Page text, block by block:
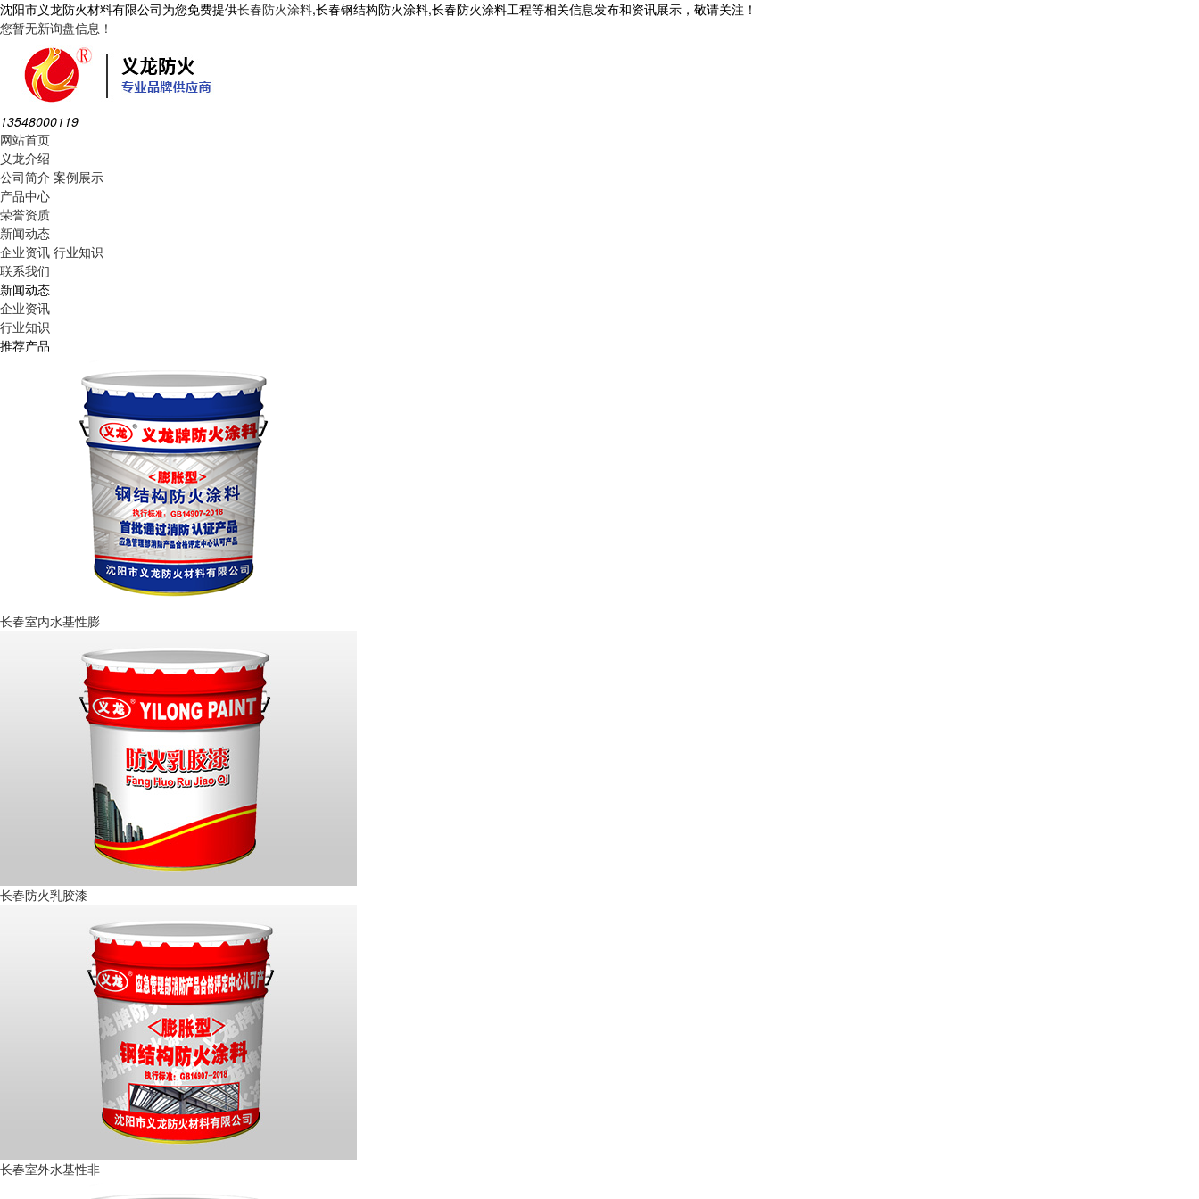
沈阳市义龙防火材料有限公司为您免费提供长春防火涂料,长春钢结构防火涂料,长春防火涂料工程等相关信息发布和资讯展示，敬请关注！
您暂无新询盘信息！
13548000119
网站首页
义龙介绍
公司简介 案例展示
产品中心
荣誉资质
新闻动态
企业资讯 行业知识
联系我们
新闻动态
企业资讯
行业知识
推荐产品
长春室内水基性膨
长春防火乳胶漆
长春室外水基性非